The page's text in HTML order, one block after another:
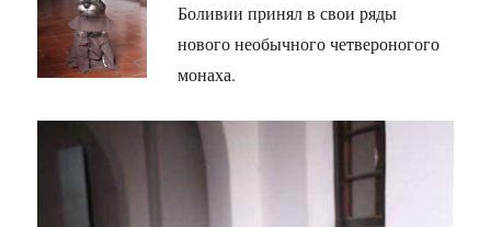
Боливии принял в свои ряды
нового необычного четвероногого
монаха.